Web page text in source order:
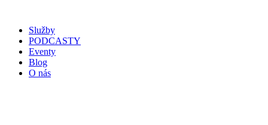
Služby
PODCASTY
Eventy
Blog
O nás